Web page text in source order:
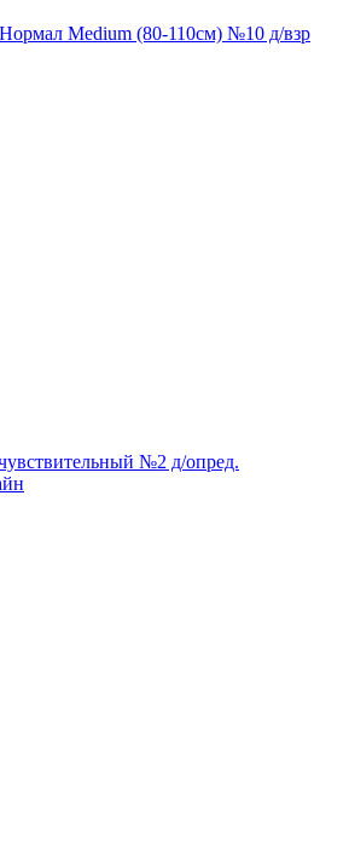
Medium (80-110см) №10 д/взр
№2 д/опред.